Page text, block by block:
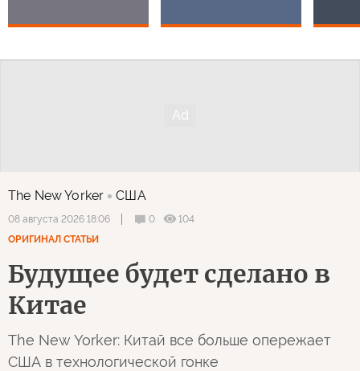
The New Yorker США
08 августа 2026 18:06 0
104
ОРИГИНАЛ СТАТЬИ
Будущее будет сделано в
Китае
The New Yorker: Китай все больше опережает
США в технологической гонке